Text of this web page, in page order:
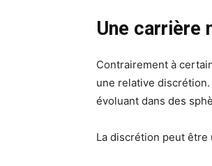
Une carrière
Contrairement à
une relative
évoluant dans des
La discrétion peut être